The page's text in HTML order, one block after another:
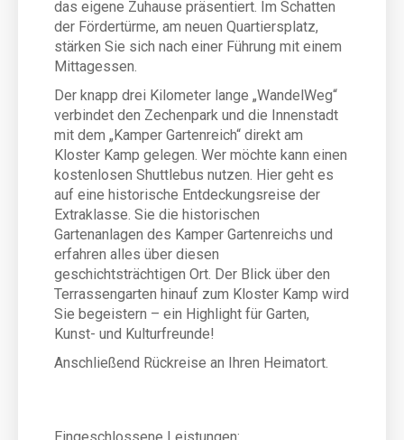
das eigene Zuhause präsentiert. Im Schatten
der Fördertürme, am neuen Quartiersplatz,
stärken Sie sich nach einer Führung mit einem
Mittagessen.
Der knapp drei Kilometer lange „WandelWeg“
verbindet den Zechenpark und die Innenstadt
mit dem „Kamper Gartenreich“ direkt am
Kloster Kamp gelegen. Wer möchte kann einen
kostenlosen Shuttlebus nutzen. Hier geht es
auf eine historische Entdeckungsreise der
Extraklasse. Sie die historischen
Gartenanlagen des Kamper Gartenreichs und
erfahren alles über diesen
geschichtsträchtigen Ort. Der Blick über den
Terrassengarten hinauf zum Kloster Kamp wird
Sie begeistern – ein Highlight für Garten,
Kunst- und Kulturfreunde!
Anschließend Rückreise an Ihren Heimatort.